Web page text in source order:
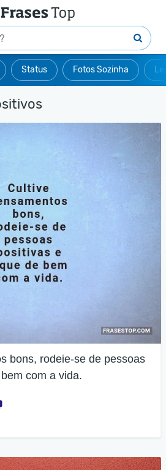
Status Fotos Sozinha
bons, rodeie-se de pessoas
com a vida.